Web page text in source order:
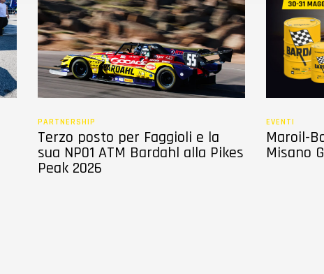
PARTNERSHIP
Terzo posto per Faggioli e la
sua NP01 ATM Bardahl alla Pikes
Peak 2026
EVENTI
Maroil-
Misano